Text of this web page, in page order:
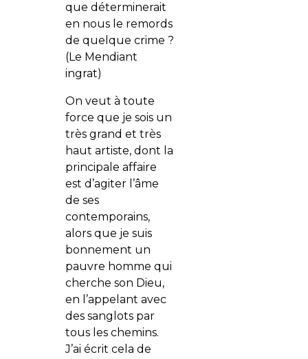
que déterminerait
en nous le remords
de quelque crime ?
(Le Mendiant
ingrat)
On veut à toute
force que je sois un
très grand et très
haut artiste, dont la
principale affaire
est d’agiter l’âme
de ses
contemporains,
alors que je suis
bonnement un
pauvre homme qui
cherche son Dieu,
en l’appelant avec
des sanglots par
tous les chemins.
J’ai écrit cela de